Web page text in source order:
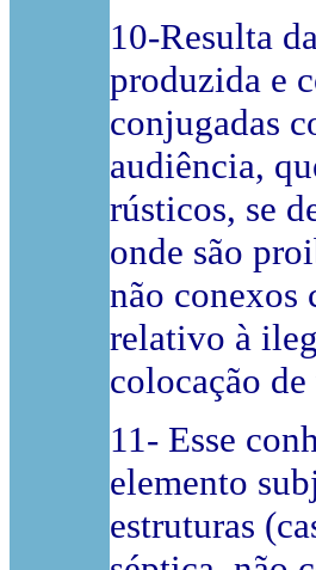
10-Resulta
produzida e
conjugadas
audiência,
rústicos, se
onde são
não conexos
relativo à
colocação
11- Esse
elemento
estruturas